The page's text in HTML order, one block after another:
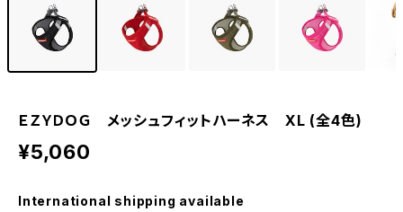
ＥＺＹＤＯＧ メッシュフィットハーネス XL (全4色)
¥5,060
International shipping available